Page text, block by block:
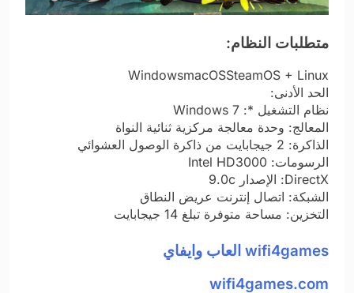
متطلبات النظام:
WindowsmacOSSteamOS + Linux
الحد الأدنى:
نظام التشغيل *: Windows 7
المعالج: وحدة معالجة مركزية ثنائية النواة
الذاكرة: 2 جيجابايت من ذاكرة الوصول العشوائي
الرسومات: Intel HD3000
DirectX: الإصدار 9.0c
الشبكة: اتصال إنترنت عريض النطاق
التخزين: مساحة متوفرة تبلغ 14 جيجابايت
wifi4games العاب وايفاي
wifi4games.com